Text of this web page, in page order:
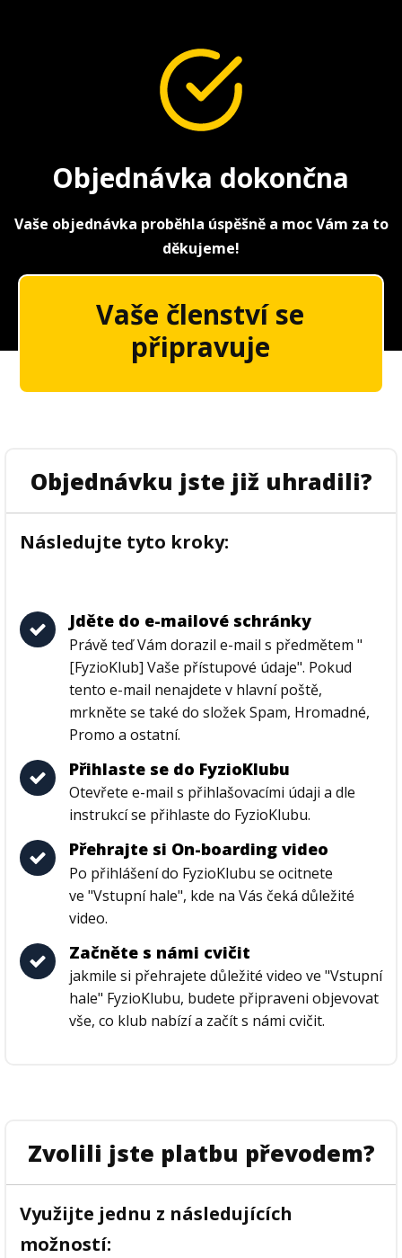
Objednávka dokončna
Vaše objednávka proběhla úspěšně a moc Vám za to
děkujeme!
Vaše členství se
připravuje
Objednávku jste již uhradili?
Následujte tyto kroky:
Jděte do e-mailové schránky
Právě teď Vám dorazil e-mail s předmětem "
[FyzioKlub] Vaše přístupové údaje". Pokud
tento e-mail nenajdete v hlavní poště,
mrkněte se také do složek Spam, Hromadné,
Promo a ostatní.
Přihlaste se do FyzioKlubu
Otevřete e-mail s přihlašovacími údaji a dle
instrukcí se přihlaste do FyzioKlubu.
Přehrajte si On-boarding video
Po přihlášení do FyzioKlubu se ocitnete
ve "Vstupní hale", kde na Vás čeká důležité
video.
Začněte s námi cvičit
jakmile si přehrajete důležité video ve "Vstupní
hale" FyzioKlubu, budete připraveni objevovat
vše, co klub nabízí a začít s námi cvičit.
Zvolili jste platbu převodem?
Využijte jednu z následujících
možností: